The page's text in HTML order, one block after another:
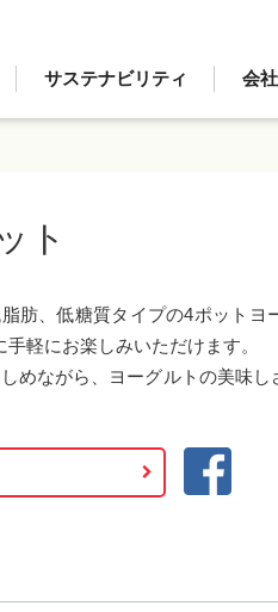
サステナビリティ 会
ト
肪、低糖質タイプの4ポットヨ
軽にお楽しみいただけます。
めながら、ヨーグルトの美味